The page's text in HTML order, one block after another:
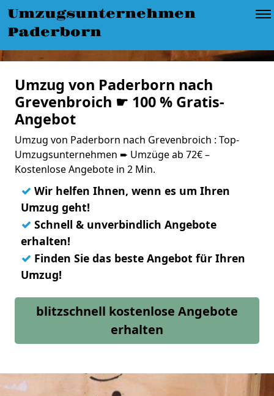
Umzugsunternehmen
Paderborn
Umzug von Paderborn nach
Grevenbroich ☛ 100 % Gratis-
Angebot
Umzug von Paderborn nach Grevenbroich : Top-
Umzugsunternehmen ➨ Umzüge ab 72€ –
Kostenlose Angebote in 2 Min.
✓ Wir helfen Ihnen, wenn es um Ihren
Umzug geht!
✓ Schnell & unverbindlich Angebote
erhalten!
✓ Finden Sie das beste Angebot für Ihren
Umzug!
blitzschnell kostenlose Angebote
erhalten